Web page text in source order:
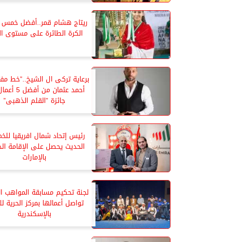
ريتاج هشام قمر..أفضل خمس
الكرة الطائرة على مستوى
برعاية تركى ال الشيخ..”خط
أحمد عثمان
جائزة ”القلم الذهبى”
رئيس إتحاد شمال افريقيا
الحديث يحصل على الإقامة
بالإمارات
لجنة تحكيم مسابقة المواهب
تواصل أعمالها بمركز الحرية
بالإسكندرية